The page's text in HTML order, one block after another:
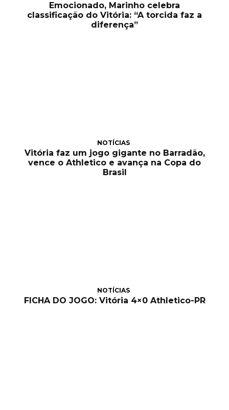
Emocionado, Marinho celebra
classificação do Vitória: “A torcida faz a
diferença”
NOTÍCIAS
Vitória faz um jogo gigante no Barradão,
vence o Athletico e avança na Copa do
Brasil
NOTÍCIAS
FICHA DO JOGO: Vitória 4×0 Athletico-PR